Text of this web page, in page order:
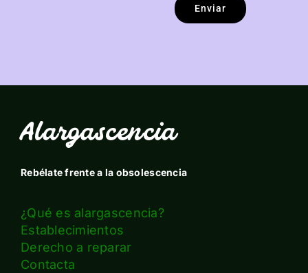
Enviar
Alargascencia
Rebélate frente a la obsolescencia
¿Qué es alargascencia?
Establecimientos
Derecho a reparar
Contacta